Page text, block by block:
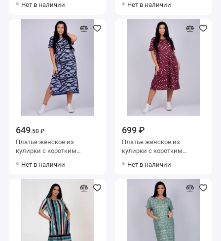
Нет в наличии
Полоска
Нет в наличии
649.50 ₽
Платье женское из
кулирки с коротким
Нет в наличии
699 ₽
Платье женское из
кулирки с коротким
Нет в наличии